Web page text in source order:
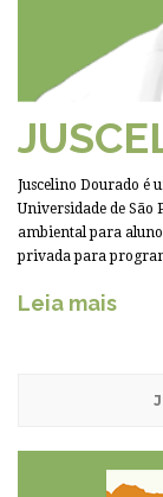
Juscelino Dourado é
Universidade de São
ambiental para
privada para
Leia mais